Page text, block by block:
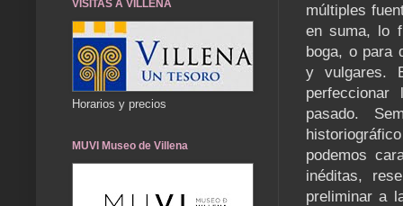
múltiples
en suma, lo
boga, o para
y vulgares.
pasado.
podemos
inéditas,
preliminar a
VISITAS A VILLENA
Horarios y precios
MUVI Museo de Villena